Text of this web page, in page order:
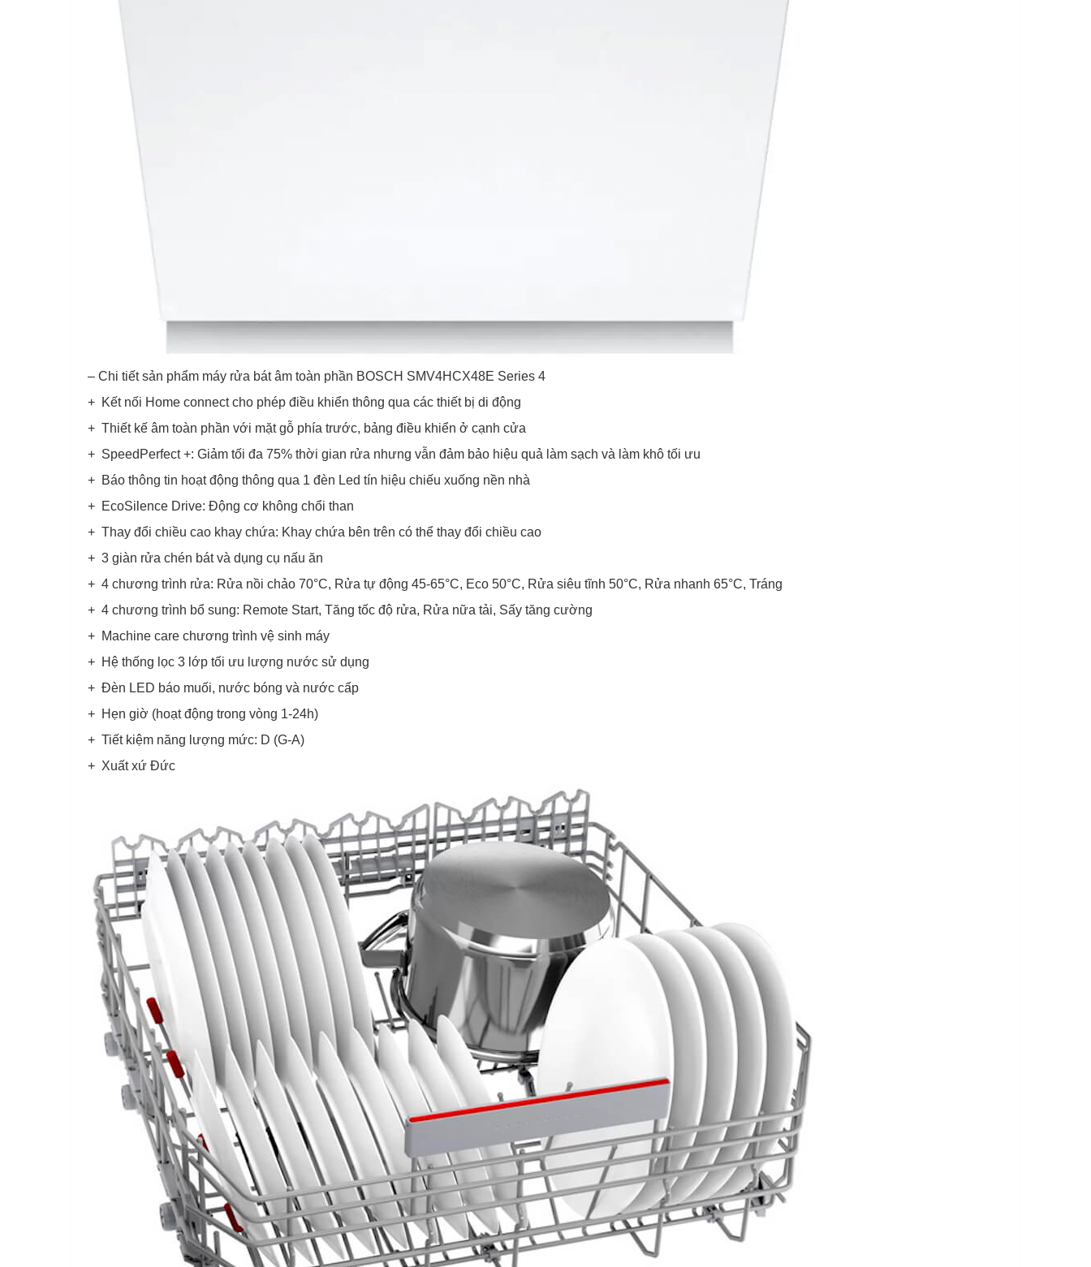
– Chi tiết sản phẩm máy rửa bát âm toàn phần BOSCH SMV4HCX48E Series 4
+ Kết nối Home connect cho phép điều khiển thông qua các thiết bị di động
+ Thiết kế âm toàn phần với mặt gỗ phía trước, bảng điều khiển ở cạnh cửa
+ SpeedPerfect +: Giảm tối đa 75% thời gian rửa nhưng vẫn đảm bảo hiệu quả làm sạch và làm khô tối ưu
+ Báo thông tin hoạt động thông qua 1 đèn Led tín hiệu chiếu xuống nền nhà
+ EcoSilence Drive: Động cơ không chổi than
+ Thay đổi chiều cao khay chứa: Khay chứa bên trên có thể thay đổi chiều cao
+ 3 giàn rửa chén bát và dụng cụ nấu ăn
+ 4 chương trình rửa: Rửa nồi chảo 70°C, Rửa tự động 45-65°C, Eco 50°C, Rửa siêu tĩnh 50°C, Rửa nhanh 65°C, Tráng
+ 4 chương trình bổ sung: Remote Start, Tăng tốc độ rửa, Rửa nữa tải, Sấy tăng cường
+ Machine care chương trình vệ sinh máy
+ Hệ thống lọc 3 lớp tối ưu lượng nước sử dụng
+ Đèn LED báo muối, nước bóng và nước cấp
+ Hẹn giờ (hoạt động trong vòng 1-24h)
+ Tiết kiệm năng lượng mức: D (G-A)
+ Xuất xứ Đức